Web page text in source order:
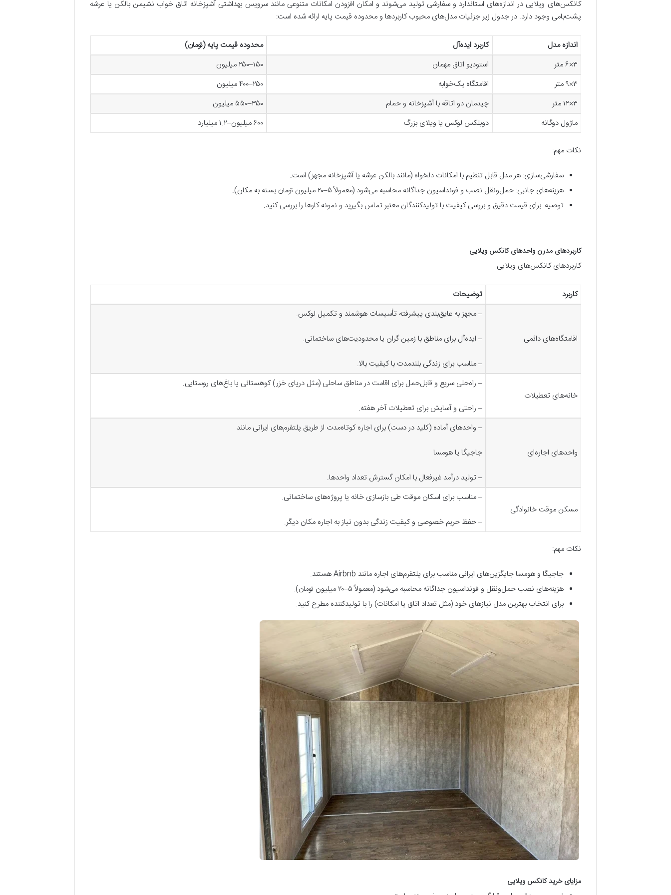
کانکس‌های ویلایی در اندازه‌های استاندارد و سفارشی تولید می‌شوند و امکان افزودن امکانات متنوعی مانند سرویس بهداشتی آشپزخانه اتاق خواب نشیمن بالکن یا عرشه
پشت‌بامی وجود دارد. در جدول زیر جزئیات مدل‌های محبوب کاربردها و محدوده قیمت پایه ارائه شده است:
اندازه مدل کاربرد ایده‌آل
محدوده قیمت پایه (تومان)
۳×۶ متر استودیو اتاق مهمان ۱۵۰–۲۵۰ میلیون
۳×۹ متر اقامتگاه یک‌خوابه ۲۵۰–۴۰۰ میلیون
۳×۱۲ متر چیدمان دو اتاقه با آشپزخانه و حمام ۳۵۰–۵۵۰ میلیون
ماژول دوگانه
دوبلکس لوکس یا ویلای بزرگ ۶۰۰ میلیون–۱.۲ میلیارد
نکات مهم:
سفارشی‌سازی:هر مدل قابل تنظیم با امکانات دلخواه (مانند بالکن عرشه یا آشپزخانه مجهز) است.
هزینه‌های جانبی:حمل‌ونقل نصب و فونداسیون جداگانه محاسبه می‌شود (معمولاً ۵–۲۰ میلیون تومان بسته به مکان)
.
توصیه:برای قیمت دقیق و بررسی کیفیت با تولیدکنندگان معتبر تماس بگیرید و نمونه کارها را بررسی کنید.
کاربردهای مدرن واحدهای کانکس ویلایی
کاربردهای کانکس‌های ویلایی
کاربرد توضیحات
اقامتگاه‌های دائمی
–مجهز به عایق‌بندی پیشرفته تأسیسات هوشمند و تکمیل لوکس.
– ایده‌آل برای مناطق با زمین گران یا محدودیت‌های ساختمانی.
–مناسب برای زندگی بلندمدت با کیفیت بالا.
خانه‌های تعطیلات
– راه‌حلی سریع و قابل‌حمل برای اقامت در مناطق ساحلی (مثل دریای خزر) کوهستانی یا باغ‌های روستایی.
– راحتی و آسایش برای تعطیلات آخر هفته.
واحدهای اجاره‌ای
– واحدهای آماده (کلید در دست) برای اجاره کوتاه‌مدت از طریق پلتفرم‌های ایرانی مانند
جاجیگا یا هومسا
– تولید درآمد غیرفعال با امکان گسترش تعداد واحدها.
مسکن موقت خانوادگی
–مناسب برای اسکان موقت طی بازسازی خانه یا پروژه‌های ساختمانی.
–حفظ حریم خصوصی و کیفیت زندگی بدون نیاز به اجاره مکان دیگر.
نکات مهم:
جاجیگا و هومسا جایگزین‌های ایرانی مناسب برای پلتفرم‌های اجاره مانند
هستند.
هزینه‌های نصب حمل‌ونقل و فونداسیون جداگانه محاسبه می‌شود (معمولاً ۵–۲۰ میلیون تومان)
.
برای انتخاب بهترین مدل نیازهای خود (مثل تعداد اتاق یا امکانات) را با تولیدکننده مطرح کنید.
مزایای خرید کانکس ویلایی